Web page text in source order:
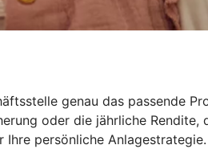
genau das passende
oder die jährliche
Ihre persönliche Anlagestrategie.